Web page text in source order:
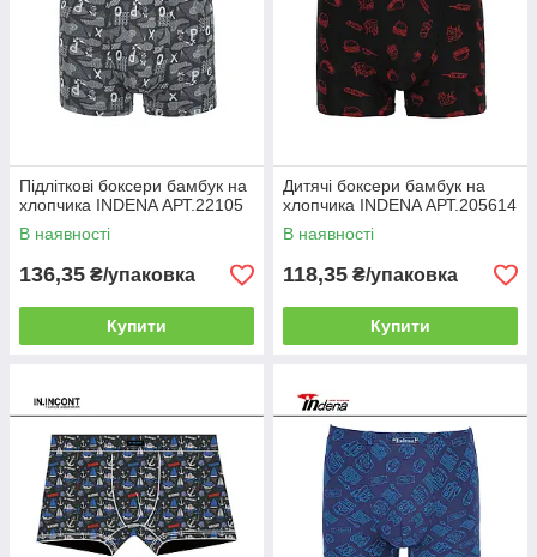
Підліткові боксери бамбук на
хлопчика INDENA АРТ.22105
В наявності
136,35 ₴/упаковка
Купити
Дитячі боксери бамбук на
хлопчика INDENA АРТ.205614
В наявності
118,35 ₴/упаковка
Купити